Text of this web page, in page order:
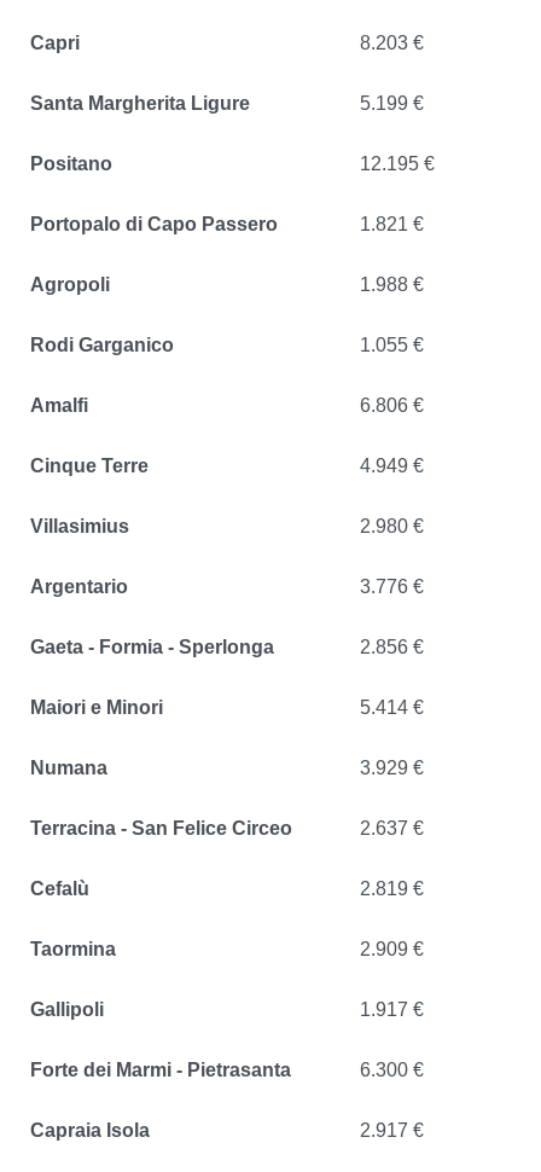
Capri 8.203 €
Santa Margherita Ligure 5.199 €
Positano 12.195 €
Portopalo di Capo Passero 1.821 €
Agropoli 1.988 €
Rodi Garganico 1.055 €
Amalfi 6.806 €
Cinque Terre 4.949 €
Villasimius 2.980 €
Argentario 3.776 €
Gaeta - Formia - Sperlonga 2.856 €
Maiori e Minori 5.414 €
Numana 3.929 €
Terracina - San Felice Circeo 2.637 €
Cefalù 2.819 €
Taormina 2.909 €
Gallipoli 1.917 €
Forte dei Marmi - Pietrasanta 6.300 €
Capraia Isola 2.917 €